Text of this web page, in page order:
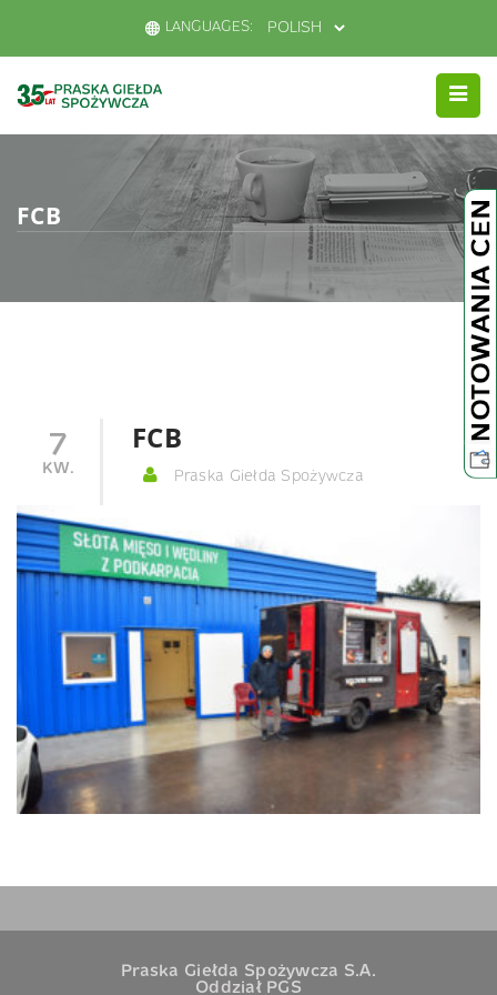
LANGUAGES:
FCB
7
KW.
FCB
Praska Giełda Spożywcza
Praska Giełda Spożywcza S.A.
Oddział PGS